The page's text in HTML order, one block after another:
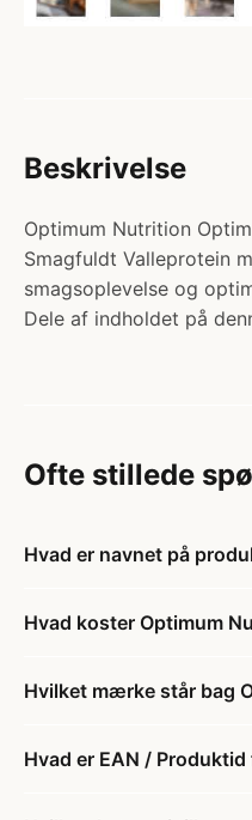
Beskrivelse
Optimum Nutrition
Smagfuldt Valleprotein
smagsoplevelse og
Dele af indholdet på
Ofte stillede
Hvad er navnet på
Hvad koster Optimum
Hvilket mærke står bag
Hvad er EAN /